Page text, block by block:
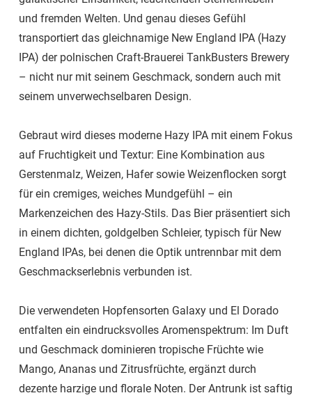
und fremden Welten. Und genau dieses Gefühl
transportiert das gleichnamige New England IPA (Hazy
IPA) der polnischen Craft-Brauerei TankBusters Brewery
– nicht nur mit seinem Geschmack, sondern auch mit
seinem unverwechselbaren Design.
Gebraut wird dieses moderne Hazy IPA mit einem Fokus
auf Fruchtigkeit und Textur: Eine Kombination aus
Gerstenmalz, Weizen, Hafer sowie Weizenflocken sorgt
für ein cremiges, weiches Mundgefühl – ein
Markenzeichen des Hazy-Stils. Das Bier präsentiert sich
in einem dichten, goldgelben Schleier, typisch für New
England IPAs, bei denen die Optik untrennbar mit dem
Geschmackserlebnis verbunden ist.
Die verwendeten Hopfensorten Galaxy und El Dorado
entfalten ein eindrucksvolles Aromenspektrum: Im Duft
und Geschmack dominieren tropische Früchte wie
Mango, Ananas und Zitrusfrüchte, ergänzt durch
dezente harzige und florale Noten. Der Antrunk ist saftig